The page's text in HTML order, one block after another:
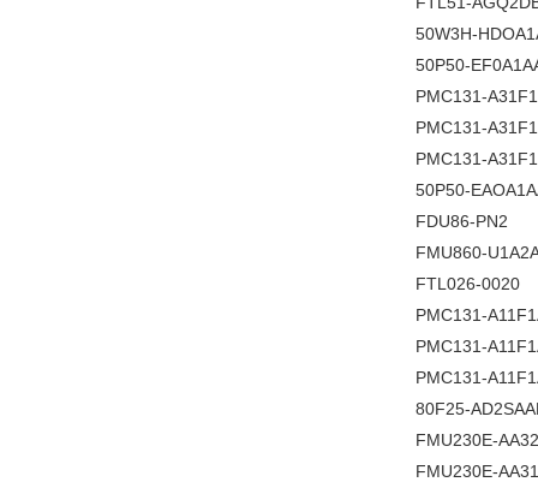
50W3H-
50P50-
PMC131-
PMC131-
PMC131-
50P50-
FDU86-PN2
FMU860-
FTL026-0020
PMC131-
PMC131-
PMC131-
80F25-
FMU230E-AA32
FMU230E-AA31